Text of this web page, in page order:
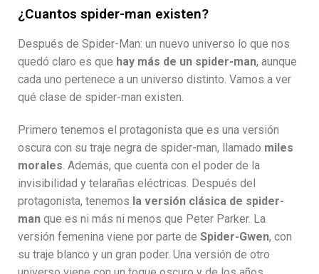
¿Cuantos spider-man existen?
Después de Spider-Man: un nuevo universo lo que nos
quedó claro es que hay más de un spider-man, aunque
cada uno pertenece a un universo distinto. Vamos a ver
qué clase de spider-man existen.
Primero tenemos el protagonista que es una versión
oscura con su traje negra de spider-man, llamado miles
morales . Además, que cuenta con el poder de la
invisibilidad y telarañas eléctricas. Después del
protagonista, tenemos la versión clásica de spider-
man que es ni más ni menos que Peter Parker. La
versión femenina viene por parte de Spider-Gwen, con
su traje blanco y un gran poder. Una versión de otro